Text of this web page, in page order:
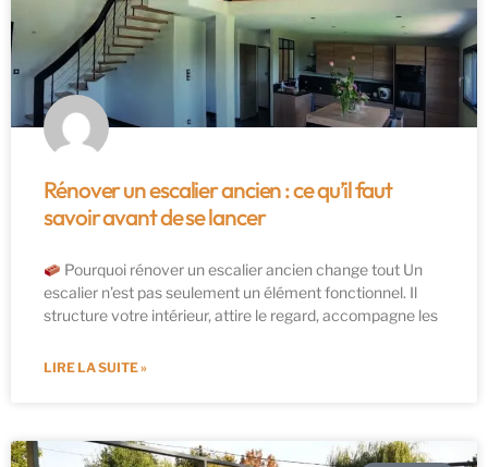
Rénover un escalier ancien : ce qu’il faut
savoir avant de se lancer
Pourquoi rénover un escalier ancien change tout Un
escalier n’est pas seulement un élément fonctionnel. Il
structure votre intérieur, attire le regard, accompagne les
LIRE LA SUITE »